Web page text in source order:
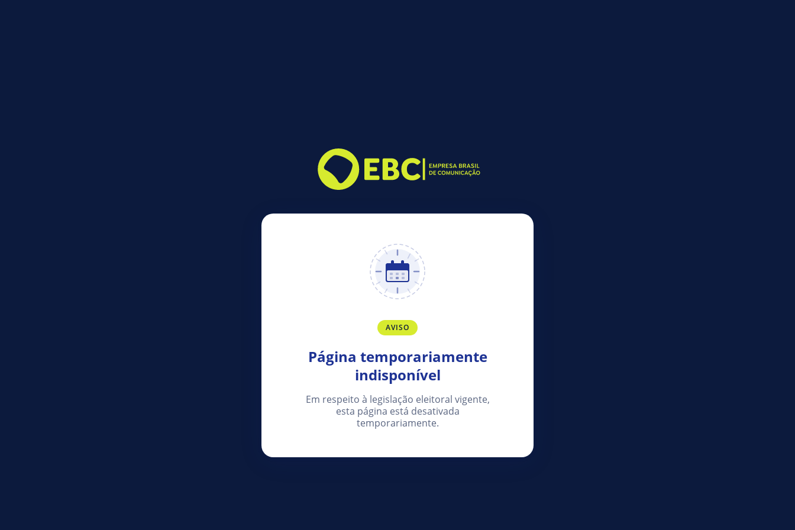
AVISO
Página temporariamente
indisponível
Em respeito à legislação eleitoral vigente,
esta página está desativada
temporariamente.